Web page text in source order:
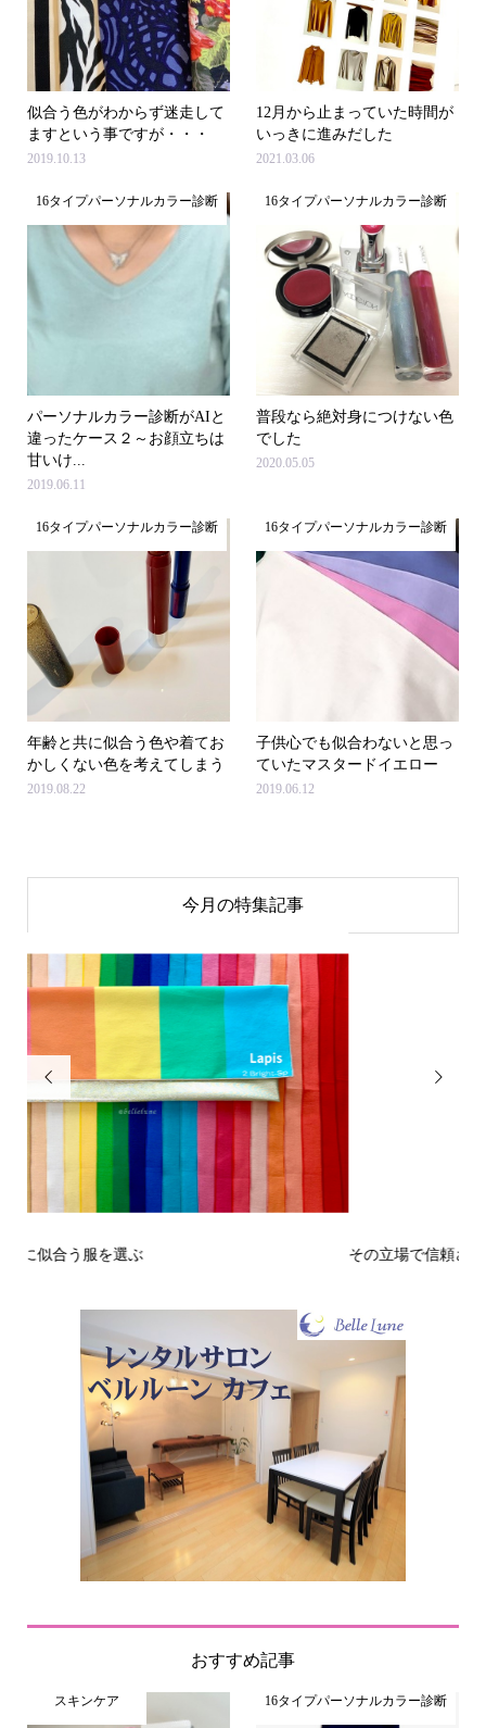
似合う色がわからず迷走して
ますという事ですが・・・
2019.10.13
12月から止まっていた時間が
いっきに進みだした
2021.03.06
16タイプパーソナルカラー診断
パーソナルカラー診断がAIと
違ったケース２～お顔立ちは
甘いけ...
2019.06.11
16タイプパーソナルカラー診断
普段なら絶対身につけない色
でした
2020.05.05
16タイプパーソナルカラー診断
年齢と共に似合う色や着てお
かしくない色を考えてしまう
2019.08.22
16タイプパーソナルカラー診断
子供心でも似合わないと思っ
ていたマスタードイエロー
2019.06.12
今月の特集記事

その立場で信頼される見た目にするには？〜予告編〜

おすすめ記事
スキンケア 16タイプパーソナルカラー診断